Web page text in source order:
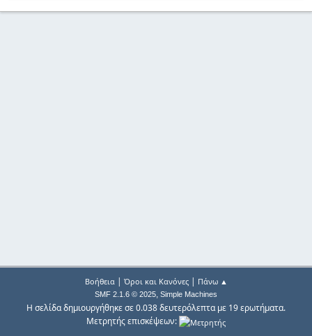
Βοήθεια| Όροι και Κανόνες| Πάνω ▲
SMF 2.1.6 © 2025, Simple Machines
Η σελίδα δημιουργήθηκε σε 0.038 δευτερόλεπτα με 19 ερωτήματα.
Μετρητής επισκέψεων: